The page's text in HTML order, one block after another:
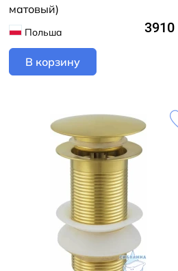
матовый)
Польша 3910
В корзину